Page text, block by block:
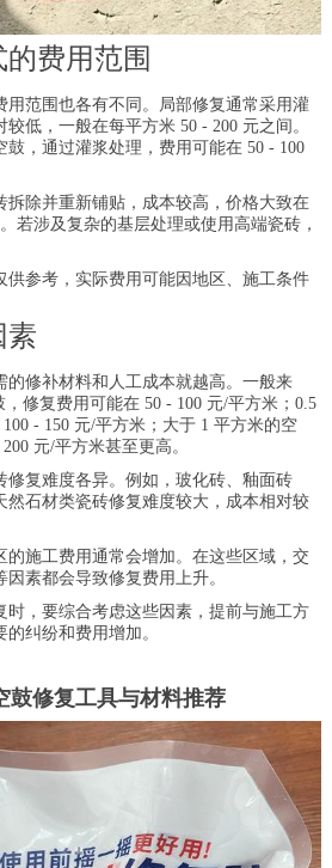
费用范围
用范围也各有不同。局部修复通常采用灌
低，一般在每平方米 50 - 200 元之间。
，通过灌浆处理，费用可能在 50 - 100
拆除并重新铺贴，成本较高，价格大致在
若涉及复杂的基层处理或使用高端瓷砖，
供参考，实际费用可能因地区、施工条件
素
的修补材料和人工成本就越高。一般来
修复费用可能在 50 - 100 元/平方米；0.5
- 150 元/平方米；大于 1 平方米的空
元/平方米甚至更高。
修复难度各异。例如，玻化砖、釉面砖
然石材类瓷砖修复难度较大，成本相对较
的施工费用通常会增加。在这些区域，交
素都会导致修复费用上升。
时，要综合考虑这些因素，提前与施工方
纠纷和费用增加。
鼓修复工具与材料推荐